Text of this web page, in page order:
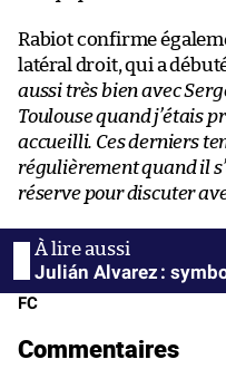
Rabiot confirme
latéral droit, qui a
aussi très bien avec
Toulouse quand j’étais
accueilli. Ces derniers
régulièrement quand il
réserve pour discuter
Julián Alvarez :
FC
Commentaires